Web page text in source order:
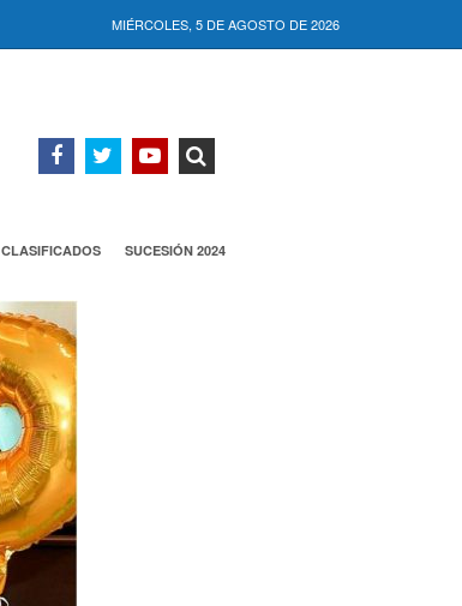
MIÉRCOLES, 5 DE AGOSTO DE 2026
CLASIFICADOS SUCESIÓN 2024